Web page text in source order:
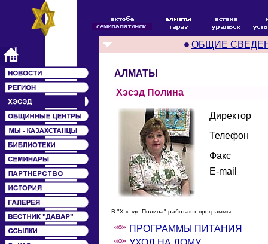
ОБЩИЕ
АЛМАТЫ
Хэсэд Полина
Директор
Телефон
Факс
E-mail
В "Хэсэде Полина" работают программы:
ПРОГРАММЫ ПИТАНИЯ